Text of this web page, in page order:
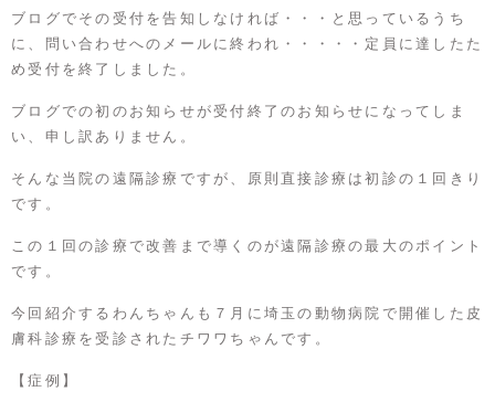
ブログでその受付を告知しなければ・・・と思っているうち
に、問い合わせへのメールに終われ・・・・・定員に達したた
め受付を終了しました。
ブログでの初のお知らせが受付終了のお知らせになってしま
い、申し訳ありません。
そんな当院の遠隔診療ですが、原則直接診療は初診の１回きり
です。
この１回の診療で改善まで導くのが遠隔診療の最大のポイント
です。
今回紹介するわんちゃんも７月に埼玉の動物病院で開催した皮
膚科診療を受診されたチワワちゃんです。
【症例】